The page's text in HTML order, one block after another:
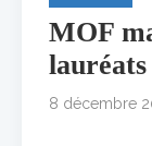
MOF
8 décembre